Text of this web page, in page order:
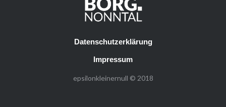
Datenschutzerklärung
Impressum
epsilonkleinernull © 2018